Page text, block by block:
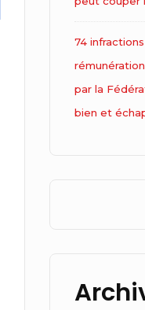
74
par la
bien et